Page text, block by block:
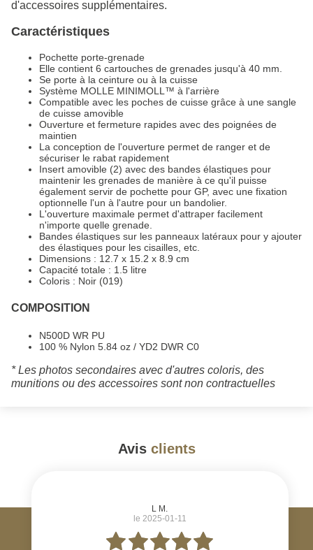
d'accessoires supplémentaires.
Caractéristiques
Pochette porte-grenade
Elle contient 6 cartouches de grenades jusqu'à 40 mm.
Se porte à la ceinture ou à la cuisse
Système MOLLE MINIMOLL™ à l'arrière
Compatible avec les poches de cuisse grâce à une sangle
de cuisse amovible
Ouverture et fermeture rapides avec des poignées de
maintien
La conception de l'ouverture permet de ranger et de
sécuriser le rabat rapidement
Insert amovible (2) avec des bandes élastiques pour
maintenir les grenades de manière à ce qu'il puisse
également servir de pochette pour GP, avec une fixation
optionnelle l'un à l'autre pour un bandolier.
L'ouverture maximale permet d'attraper facilement
n'importe quelle grenade.
Bandes élastiques sur les panneaux latéraux pour y ajouter
des élastiques pour les cisailles, etc.
Dimensions : 12.7 x 15.2 x 8.9 cm
Capacité totale : 1.5 litre
Coloris : Noir (019)
COMPOSITION
N500D WR PU
100 % Nylon 5.84 oz / YD2 DWR C0
* Les photos secondaires avec d'autres coloris, des
munitions ou des accessoires sont non contractuelles
Avis clients
L M.
le 2025-01-11